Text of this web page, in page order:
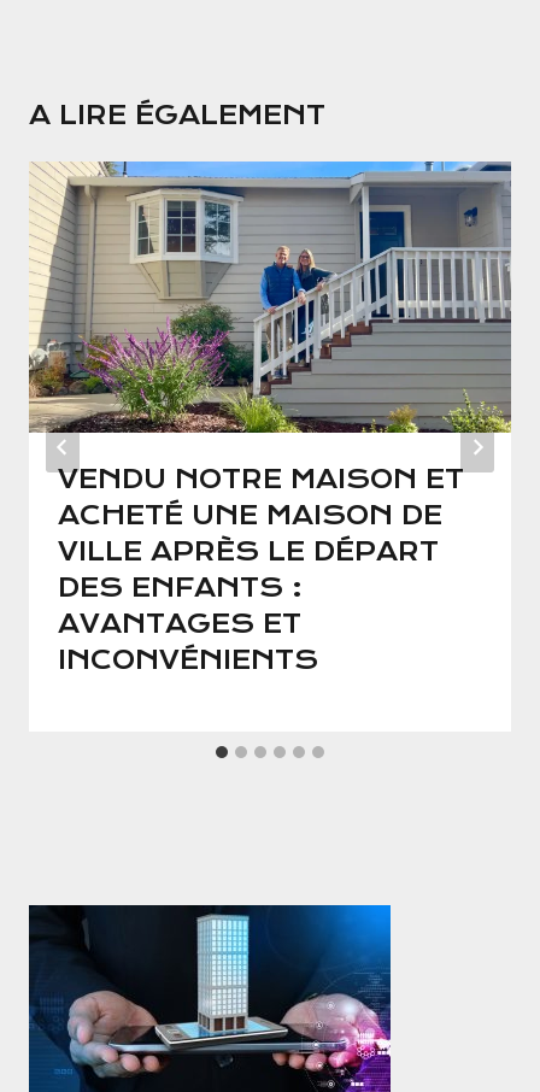
A LIRE ÉGALEMENT
VENDU NOTRE MAISON ET
ACHETÉ UNE MAISON DE
VILLE APRÈS LE DÉPART
DES ENFANTS :
AVANTAGES ET
INCONVÉNIENTS